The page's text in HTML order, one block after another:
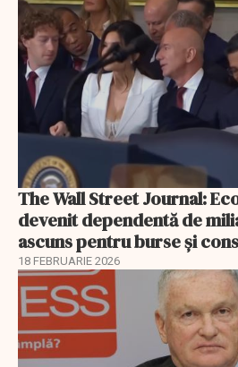
The Wall Street Journal:
devenit dependentă de
ascuns pentru burse și
18 FEBRUARIE 2026
EXCLUSIV